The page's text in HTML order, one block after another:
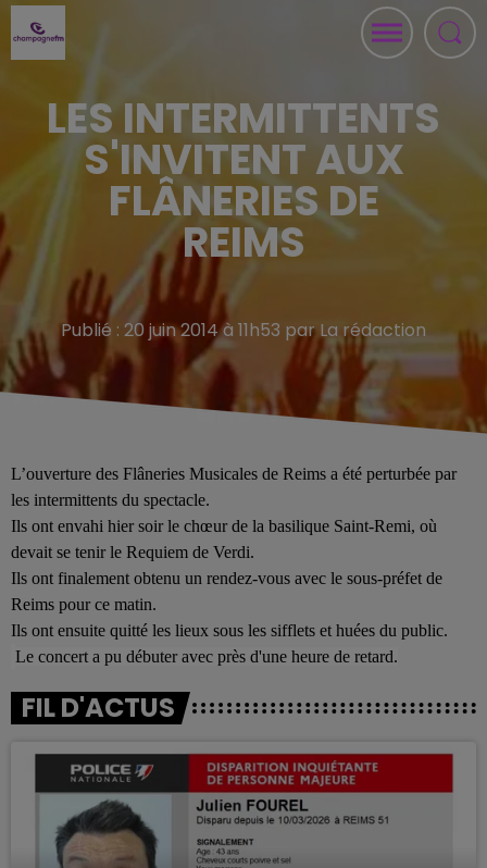
LES INTERMITTENTS
S'INVITENT AUX
FLÂNERIES DE
REIMS
Publié : 20 juin 2014 à 11h53 par La rédaction
L’ouverture des Flâneries Musicales de Reims a été perturbée par
les intermittents du spectacle.
Ils ont envahi hier soir le chœur de la basilique Saint-Remi, où
devait se tenir le Requiem de Verdi.
Ils ont finalement obtenu un rendez-vous avec le sous-préfet de
Reims pour ce matin.
Ils ont ensuite quitté les lieux sous les sifflets et huées du public.
Le concert a pu débuter avec près d'une heure de retard.
FIL D'ACTUS